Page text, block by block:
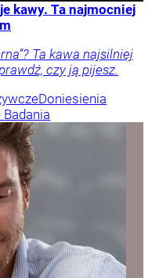
kawy. Ta najmocniej
Ta kawa najsilniej
czy ją pijesz.
Doniesienia
Badania